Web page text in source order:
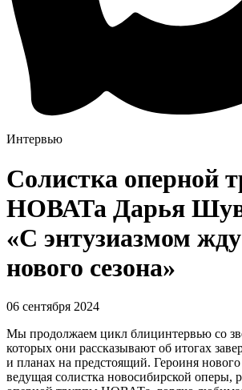
Интервью
Солистка оперной
НОВАТа Дарья
«С энтузиазмом
нового сезона»
06 сентября 2024
Мы продолжаем цикл блицинтервью со
которых они рассказывают об итогах
и планах на предстоящий. Героиня
ведущая солистка новосибирской оперы,